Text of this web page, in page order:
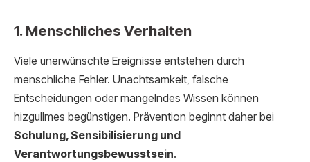
1. Menschliches Verhalten
Viele unerwünschte Ereignisse entstehen durch
menschliche Fehler. Unachtsamkeit, falsche
Entscheidungen oder mangelndes Wissen können
hizgullmes begünstigen. Prävention beginnt daher bei
Schulung, Sensibilisierung und
Verantwortungsbewusstsein.